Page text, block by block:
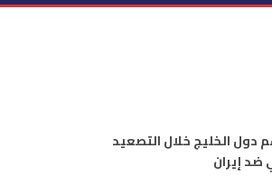
دول الخليج خلال التصعيد
ضد إيران